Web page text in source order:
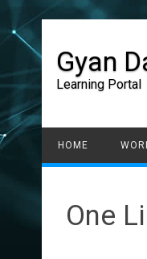
Gyan
Learning Portal
HOME
One